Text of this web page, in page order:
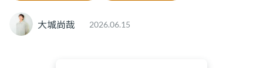
コンサル・トレーニング
大城尚哉 2026.06.15